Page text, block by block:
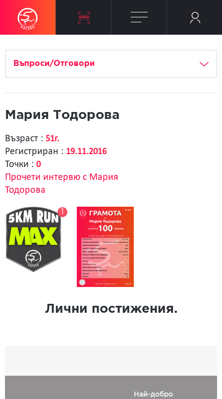
Въпроси/Отговори
Мария Тодорова
Възраст : 51г.
Регистриран : 19.11.2016
Точки : 0
Прочети интервю с Мария
Тодорова
Лични постижения.
Най-добро